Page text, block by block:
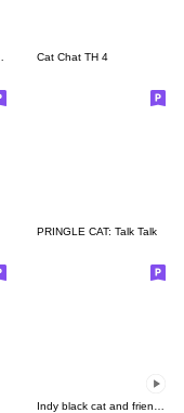
Cat Chat TH 4
PRINGLE CAT: Talk Talk
Indy black cat and friends III